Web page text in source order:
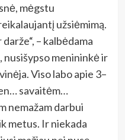
mėgstu
užsiėmimą.
– kalbėdama
nusišypso menininkė ir
Viso labo apie 3–
savaitėm…
nemažam darbui
metus. Ir niekada